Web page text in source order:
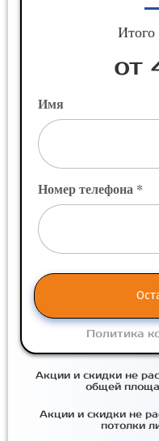
Итого
от
Имя
Номер телефона *
Политика
Акции и скидки не
общей
Акции и скидки не
потолки